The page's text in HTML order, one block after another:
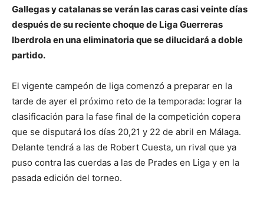
Gallegas y catalanas se verán las caras casi veinte días
después de su reciente choque de Liga Guerreras
Iberdrola en una eliminatoria que se dilucidará a doble
partido.
El vigente campeón de liga comenzó a preparar en la
tarde de ayer el próximo reto de la temporada: lograr la
clasificación para la fase final de la competición copera
que se disputará los días 20,21 y 22 de abril en Málaga.
Delante tendrá a las de Robert Cuesta, un rival que ya
puso contra las cuerdas a las de Prades en Liga y en la
pasada edición del torneo.